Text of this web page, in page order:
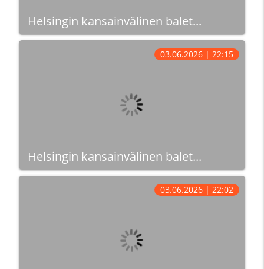
Helsingin kansainvälinen balet...
Helsingin kansainvälinen balet...
03.06.2026 | 22:15
03.06.2026 | 22:02